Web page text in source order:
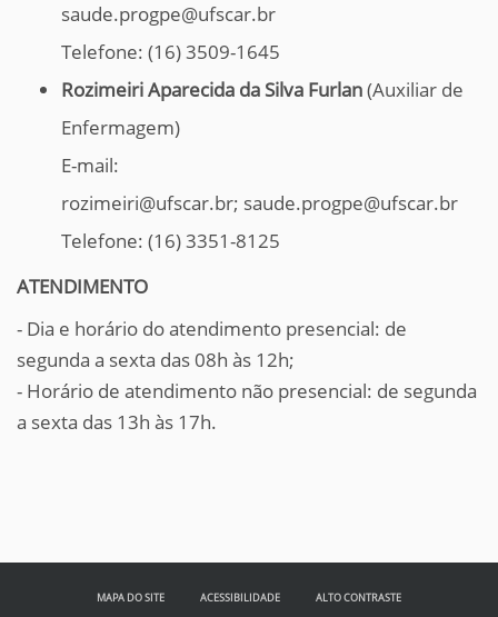
saude.progpe@ufscar.br
Telefone: (16) 3509-1645
Rozimeiri Aparecida da Silva Furlan(Auxiliar de
Enfermagem)
E-mail:
rozimeiri@ufscar.br; saude.progpe@ufscar.br
Telefone: (16) 3351-8125
ATENDIMENTO
- Dia e horário do atendimento presencial: de
segunda a sexta das 08h às 12h;
- Horário de atendimento não presencial: de segunda
a sexta das 13h às 17h.
MAPA DO SITE ACESSIBILIDADE ALTO CONTRASTE